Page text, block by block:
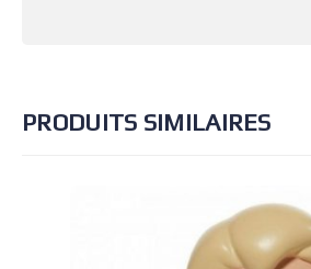
PRODUITS SIMILAIRES